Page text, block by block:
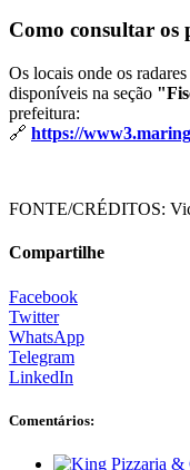
Como consultar os
Os locais onde os
disponíveis na seção
prefeitura:
🔗 https://
FONTE/CRÉDITOS:
Compartilhe
Facebook
Twitter
WhatsApp
Telegram
LinkedIn
Comentários: